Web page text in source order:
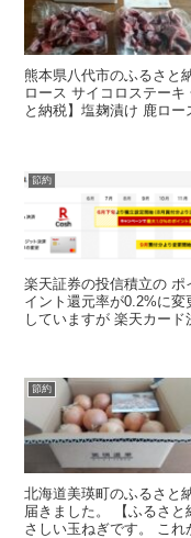
熊本県八代市のふるさと
ロース サイコロステー
と納税】塩麹漬け 鹿ロー
節約
楽天証券の投信積立の
イント還元率が0.2%に
していますが 楽天カー
節約
北海道美瑛町のふるさと
届きました。 【ふるさ
さしい玉ねぎです。 こ